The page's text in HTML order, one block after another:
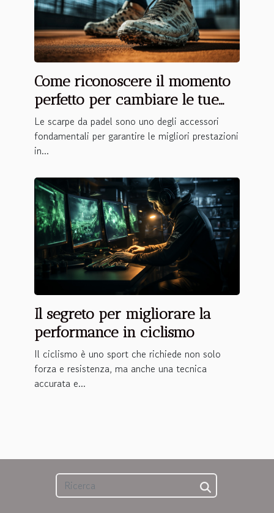
Come riconoscere il momento
perfetto per cambiare le tue
scarpe da padel?
Le scarpe da padel sono uno degli accessori
fondamentali per garantire le migliori prestazioni
in...
Il segreto per migliorare la
performance in ciclismo
Il ciclismo è uno sport che richiede non solo
forza e resistenza, ma anche una tecnica
accurata e...